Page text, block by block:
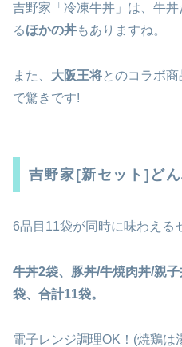
吉野家「冷凍牛丼」は、牛
るほかの丼もありますね。
また、 大阪王将とのコラボ商
で驚きです!
吉野家[新セット]ど
6品目11袋が同時に味わえる
牛丼2袋、豚丼/牛焼肉丼/親
袋、合計11袋。
電子レンジ調理OK！(焼鶏は